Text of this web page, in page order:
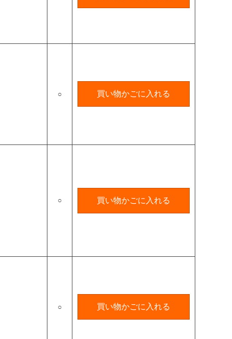
○ 買い物かごに入れる
○ 買い物かごに入れる
○ 買い物かごに入れる